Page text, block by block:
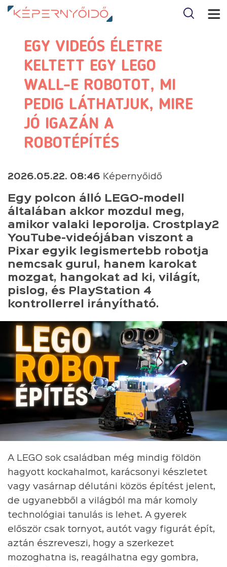
EGY VIDEÓS ÉLETRE
KELTETT EGY LEGO
WALL-E ROBOTOT, MI
PEDIG LÁTHATJUK, MIRE
JÓ IGAZÁN A
ROBOTÉPÍTÉS
2026.05.22. 08:46 Képernyőidő
Egy polcon álló LEGO-modell
általában akkor mozdul meg,
amikor valaki leporolja. Crostplay2
YouTube-videójában viszont a
Pixar egyik legismertebb robotja
nemcsak gurul, hanem karokat
mozgat, hangokat ad ki, világít,
pislog, és PlayStation 4
kontrollerrel irányítható.
A LEGO sok családban még mindig földön
hagyott kockahalmot, karácsonyi készletet
vagy vasárnap délutáni közös építést jelent,
de ugyanebből a világból ma már komoly
technológiai tanulás is lehet. A gyerek
először csak tornyot, autót vagy figurát épít,
aztán észreveszi, hogy a szerkezet
mozoghatna is, reagálhatna egy gombra,